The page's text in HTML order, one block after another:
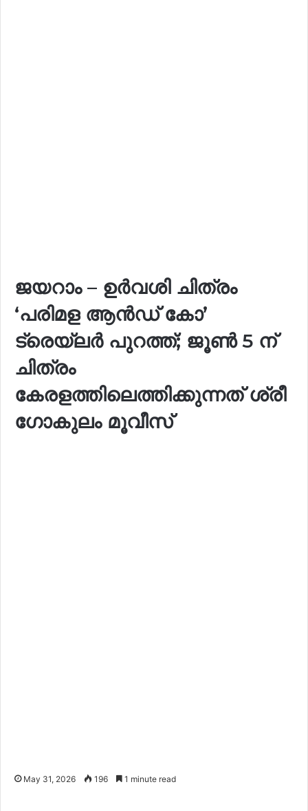
ജയറാം – ഉർവശി ചിത്രം
‘പരിമള ആൻഡ് കോ’
ട്രെയ്‌ലർ പുറത്ത്; ജൂൺ 5 ന്
ചിത്രം
കേരളത്തിലെത്തിക്കുന്നത് ശ്രീ
ഗോകുലം മൂവീസ്
May 31, 2026 196 1 minute read